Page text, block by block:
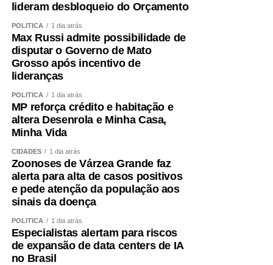
lideram desbloqueio do Orçamento
POLÍTICA 1 dia atrás
Max Russi admite possibilidade de
disputar o Governo de Mato
Grosso após incentivo de
lideranças
POLÍTICA 1 dia atrás
MP reforça crédito e habitação e
altera Desenrola e Minha Casa,
Minha Vida
CIDADES 1 dia atrás
Zoonoses de Várzea Grande faz
alerta para alta de casos positivos
e pede atenção da população aos
sinais da doença
POLÍTICA 1 dia atrás
Especialistas alertam para riscos
de expansão de data centers de IA
no Brasil